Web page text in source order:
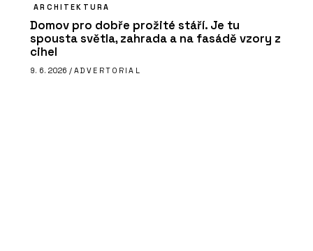
ARCHITEKTURA
Domov pro dobře prožité stáří. Je tu
spousta světla, zahrada a na fasádě vzory z
cihel
9. 6. 2026 / ADVERTORIAL